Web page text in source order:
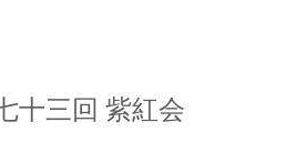
十三回 紫紅会